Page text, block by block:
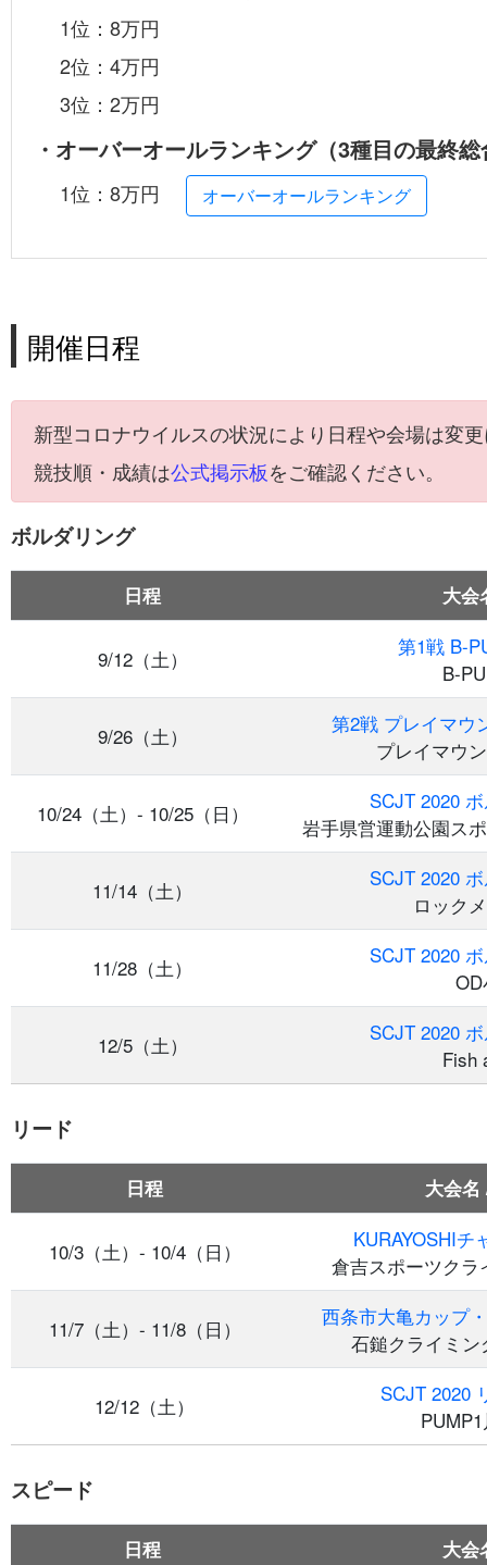
1位：8万円
2位：4万円
3位：2万円
・オーバーオールランキング（3種目の最終
1位：8万円 オーバーオールランキング
開催日程
新型コロナウイルスの状況により日程や会場は変
競技順・成績は公式掲示板をご確認ください。
ボルダリング
日程 大会
9/12（土）
第1戦 B-
B-
9/26（土）
第2戦 プレイマウ
プレイマウ
10/24（土）- 10/25（日）
SCJT 2020
岩手県営運動公園ス
11/14（土）
SCJT 2020
ロック
11/28（土）
SCJT 2020
12/5（土）
SCJT 2020
Fish
リード
日程 大会名
10/3（土）- 10/4（日）
KURAYOSHIチ
倉吉スポーツク
11/7（土）- 11/8（日）
西条市大亀カップ
石鎚クライミ
12/12（土）
SCJT 2020
スピード
日程 大会